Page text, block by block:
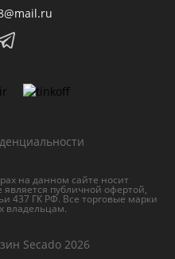
на данном сайте носит
публичной офертой,
437 ГК РФ. Все торговые марки
владельцам.
Secado 2026